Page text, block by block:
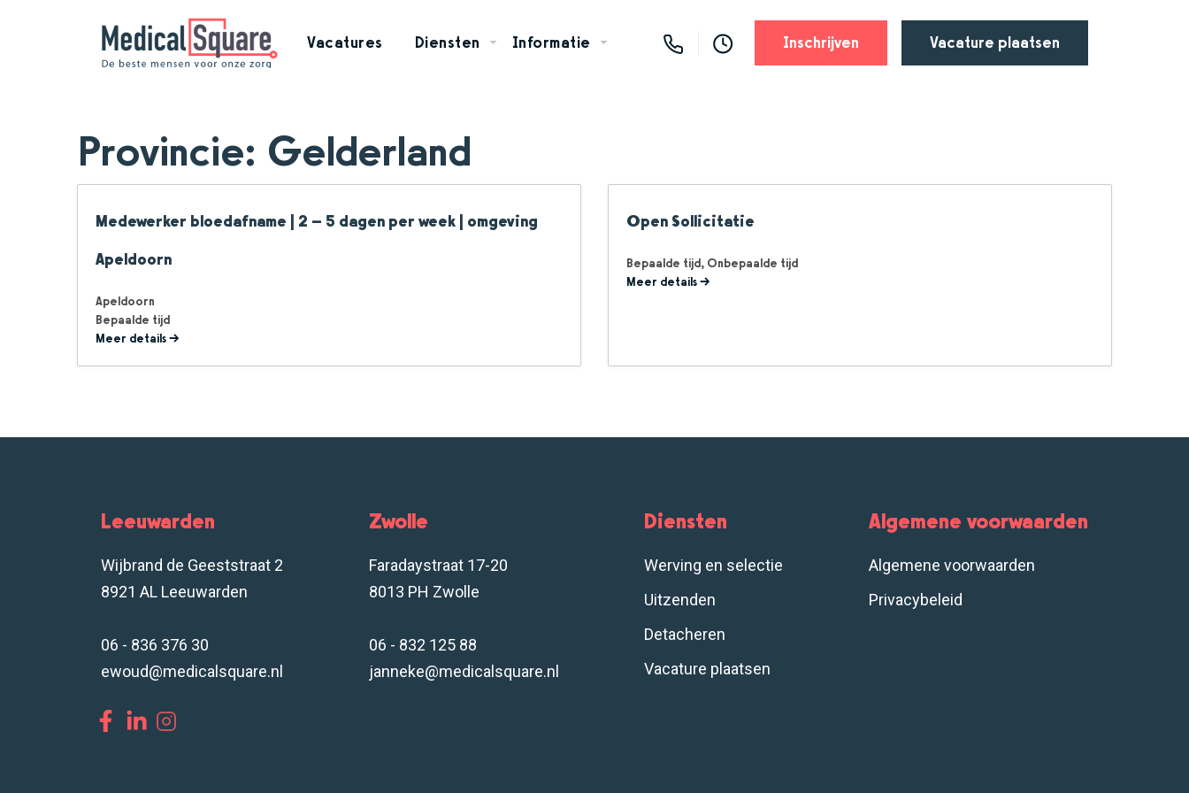
Vacatures Diensten Informatie Inschrijven Vacature plaatsen
Provincie: Gelderland
Medewerker bloedafname | 2 – 5 dagen per week | omgeving
Apeldoorn
Apeldoorn
Bepaalde tijd
Meer details
Open Sollicitatie
Bepaalde tijd Onbepaalde tijd
Meer details
Leeuwarden
Wijbrand de Geeststraat 2
8921 AL Leeuwarden
06 - 836 376 30
ewoud@medicalsquare.nl
Zwolle
Faradaystraat 17-20
8013 PH Zwolle
06 - 832 125 88
janneke@medicalsquare.nl
Diensten
Werving en selectie
Uitzenden
Detacheren
Vacature plaatsen
Algemene voorwaarden
Algemene voorwaarden
Privacybeleid